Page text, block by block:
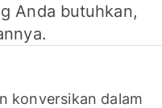
Anda butuhkan,
konversikan dalam